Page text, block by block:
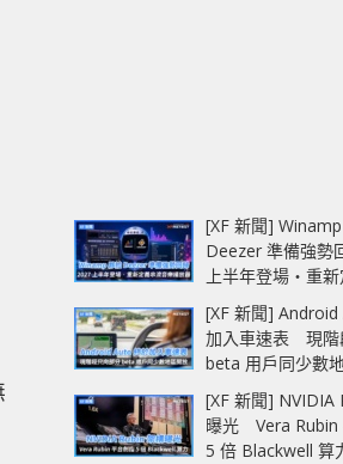
[XF 新聞]
Deezer 準備強勢
上半年登場‧重
樂播放器
[XF 新聞]
加入車速表 現階
beta 用戶同少數
[XF 新聞] NVIDIA
曝光 Vera Rubin
5 倍 Blackwell 算